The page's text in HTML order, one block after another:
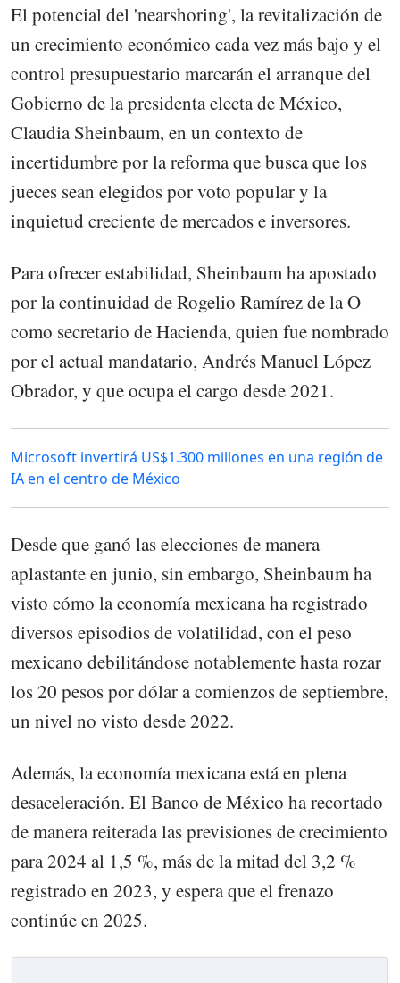
El potencial del 'nearshoring', la revitalización de
un crecimiento económico cada vez más bajo y el
control presupuestario marcarán el arranque del
Gobierno de la presidenta electa de México,
Claudia Sheinbaum, en un contexto de
incertidumbre por la reforma que busca que los
jueces sean elegidos por voto popular y la
inquietud creciente de mercados e inversores.
Para ofrecer estabilidad, Sheinbaum ha apostado
por la continuidad de Rogelio Ramírez de la O
como secretario de Hacienda, quien fue nombrado
por el actual mandatario, Andrés Manuel López
Obrador, y que ocupa el cargo desde 2021.
Microsoft invertirá US$1.300 millones en una región de
IA en el centro de México
Desde que ganó las elecciones de manera
aplastante en junio, sin embargo, Sheinbaum ha
visto cómo la economía mexicana ha registrado
diversos episodios de volatilidad, con el peso
mexicano debilitándose notablemente hasta rozar
los 20 pesos por dólar a comienzos de septiembre,
un nivel no visto desde 2022.
Además, la economía mexicana está en plena
desaceleración. El Banco de México ha recortado
de manera reiterada las previsiones de crecimiento
para 2024 al 1,5 %, más de la mitad del 3,2 %
registrado en 2023, y espera que el frenazo
continúe en 2025.